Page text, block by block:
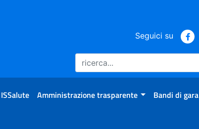
Seguici su
ISSalute Amministrazione trasparente Bandi di gara